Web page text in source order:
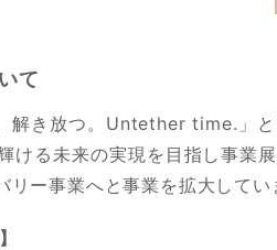
て
き放つ。Untether time.」
ける未来の実現を目指し事業
ー事業へと事業を拡大してい